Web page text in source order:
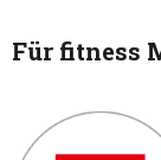
Für fitness